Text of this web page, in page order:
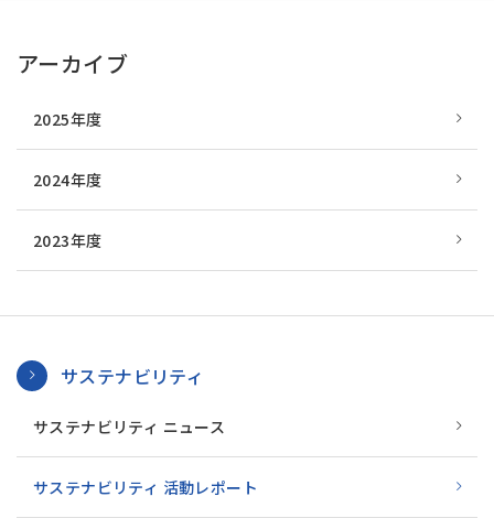
アーカイブ
2025年度
2024年度
2023年度
サステナビリティ
サステナビリティ ニュース
サステナビリティ 活動レポート